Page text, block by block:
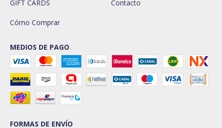
GIFT CARDS Contacto
Cómo Comprar
MEDIOS DE PAGO
FORMAS DE ENVÍO